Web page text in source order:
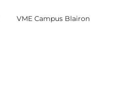
VME Campus Blairon